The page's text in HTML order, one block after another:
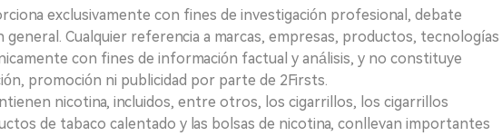
exclusivamente con fines de investigación profesional, debate
Cualquier referencia a marcas, empresas, productos, tecnologías
con fines de información factual y análisis, y no constituye
promoción ni publicidad por parte de 2Firsts.
nicotina, incluidos, entre otros, los cigarrillos, los cigarrillos
de tabaco calentado y las bolsas de nicotina, conllevan importantes